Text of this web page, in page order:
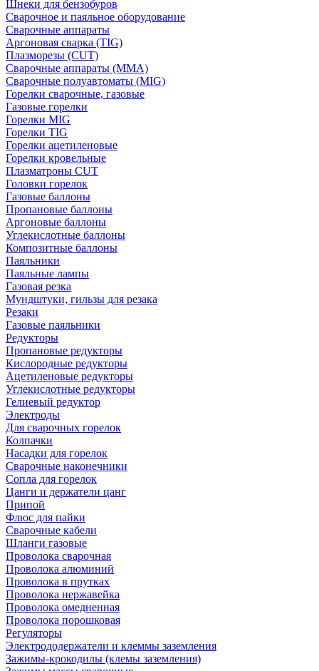
Шнеки для бензобуров
Сварочное и паяльное оборудование
Сварочные аппараты
Аргоновая сварка (TIG)
Плазморезы (CUT)
Сварочные аппараты (MMA)
Сварочные полуавтоматы (MIG)
Горелки сварочные, газовые
Газовые горелки
Горелки MIG
Горелки TIG
Горелки ацетиленовые
Горелки кровельные
Плазматроны CUT
Головки горелок
Газовые баллоны
Пропановые баллоны
Аргоновые баллоны
Углекислотные баллоны
Композитные баллоны
Паяльники
Паяльные лампы
Газовая резка
Мундштуки, гильзы для резака
Резаки
Газовые паяльники
Редукторы
Пропановые редукторы
Кислородные редукторы
Ацетиленовые редукторы
Углекислотные редукторы
Гелиевый редуктор
Электроды
Для сварочных горелок
Колпачки
Насадки для горелок
Сварочные наконечники
Сопла для горелок
Цанги и держатели цанг
Припой
Флюс для пайки
Сварочные кабели
Шланги газовые
Проволока сварочная
Проволока алюминий
Проволока в прутках
Проволока нержавейка
Проволока омедненная
Проволока порошковая
Регуляторы
Электрододержатели и клеммы заземления
Зажимы-крокодилы (клемы заземления)